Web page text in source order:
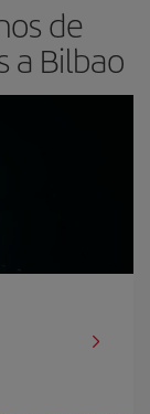
de
a Bilbao